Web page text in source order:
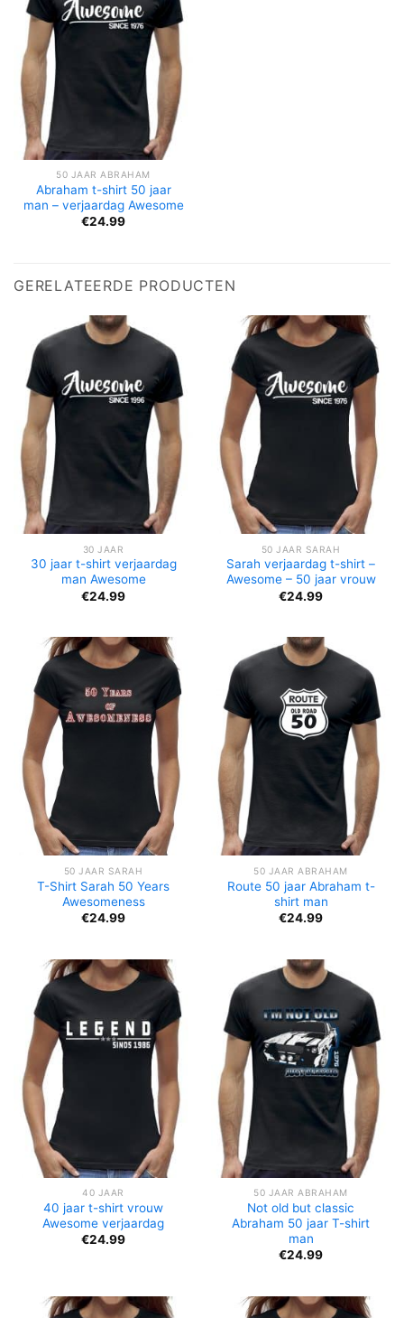
50 JAAR ABRAHAM
Abraham t-shirt 50 jaar
man – verjaardag Awesome
€24.99
GERELATEERDE PRODUCTEN
30 JAAR
30 jaar t-shirt verjaardag
man Awesome
€24.99
50 JAAR SARAH
Sarah verjaardag t-shirt –
Awesome – 50 jaar vrouw
€24.99
50 JAAR SARAH
T-Shirt Sarah 50 Years
Awesomeness
€24.99
50 JAAR ABRAHAM
Route 50 jaar Abraham t-
shirt man
€24.99
40 JAAR
40 jaar t-shirt vrouw
Awesome verjaardag
€24.99
50 JAAR ABRAHAM
Not old but classic
Abraham 50 jaar T-shirt
man
€24.99